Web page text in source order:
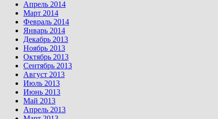
Апрель 2014
Март 2014
Февраль 2014
Январь 2014
Декабрь 2013
Ноябрь 2013
Октябрь 2013
Сентябрь 2013
Август 2013
Июль 2013
Июнь 2013
Май 2013
Апрель 2013